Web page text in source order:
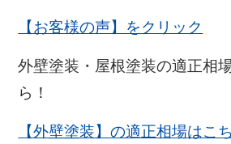
【お客様の声】をクリック
外壁塗装・屋根塗装の適正相
ら！
【外壁塗装】の適正相場はこ